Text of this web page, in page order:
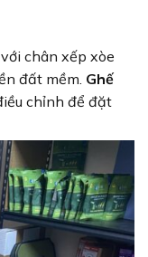
chân xếp xòe
đất mềm. Ghế
chỉnh để đặt